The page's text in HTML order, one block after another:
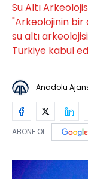
Su Altı
"Arkeolojinin bir
su altı
Türkiye kabul
Anadolu
ABONE OL